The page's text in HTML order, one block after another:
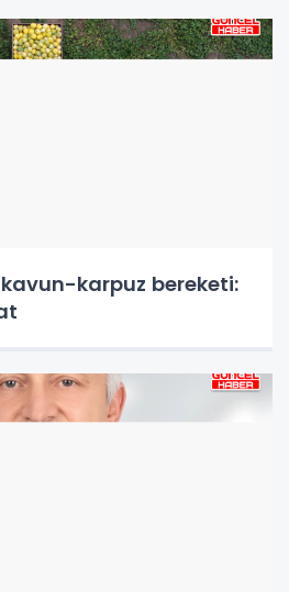
karpuz bereketi: